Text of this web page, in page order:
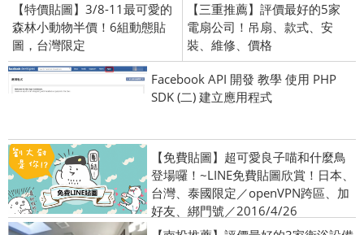
【特價貼圖】3/8-11最可愛的
森林小動物半價！6組動態貼
圖，台灣限定
【三重推薦】評價最好的5家
電扇公司！吊扇、款式、安
裝、維修、價格
Facebook API 開發 教學 使用 PHP
SDK (二) 建立應用程式
【免費貼圖】超可愛良子喵和什麼鳥
登場囉！~LINE免費貼圖欣賞！日本、
台灣、泰國限定／openVPN跨區、加
好友、綁門號／2016/4/26